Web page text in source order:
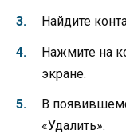
Найдите
Нажмите на
экране.
В
«Удалить».